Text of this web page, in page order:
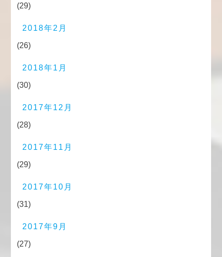
(29)
2018年2月
(26)
2018年1月
(30)
2017年12月
(28)
2017年11月
(29)
2017年10月
(31)
2017年9月
(27)